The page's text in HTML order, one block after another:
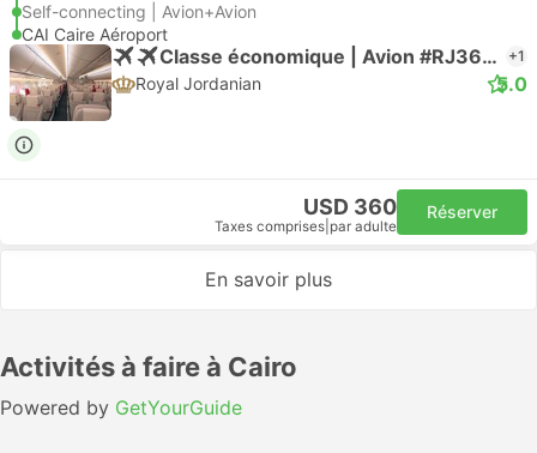
Self-connecting | Avion+Avion
CAI Caire Aéroport
Classe économique | Avion #RJ3606 +1
Royal Jordanian 5.0
USD 360
Taxes comprises par adulte
Réserver
En savoir plus
Activités à faire à Cairo
Powered by GetYourGuide